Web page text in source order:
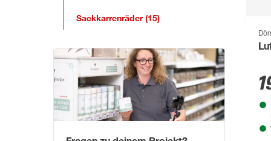
Sackkarrenräder(15)